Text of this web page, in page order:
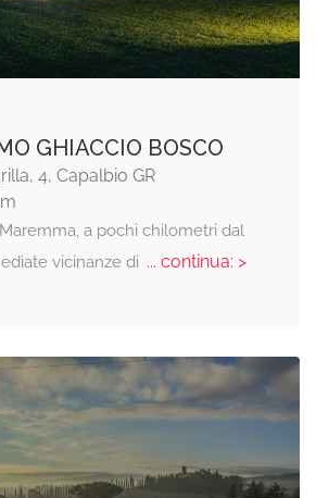
GHIACCIO BOSCO
4, Capalbio GR
a pochi chilometri dal
vicinanze di ... continua: >